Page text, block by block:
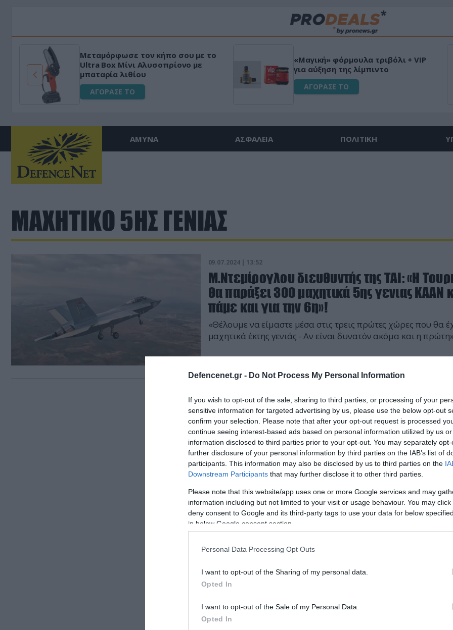
Defencenet.gr - Do Not Process My Personal Information
If you wish to opt-out of the sale, sharing to third parties, or processing of your
sensitive information for targeted advertising by us, please use the below opt-out
confirm your selection. Please note that after your opt-out request is processed
continue seeing interest-based ads based on personal information utilized by us
information disclosed to third parties prior to your opt-out. You may separately
further disclosure of your personal information by third parties on the IAB’s list of
participants. This information may also be disclosed by us to third parties on the
Downstream Participants that may further disclose it to other third parties.
Please note that this website/app uses one or more Google services and may
information including but not limited to your visit or usage behaviour. You may
deny consent to Google and its third-party tags to use your data for below
in below Google consent section.
Personal Data Processing Opt Outs
I want to opt-out of the Sharing of my personal data.
Opted In
I want to opt-out of the Sale of my Personal Data.
Opted In
Μεταμόρφωσε τον κήπο σου με το
Ultra Box Μίνι Αλυσοπρίονο με
μπαταρία λιθίου
ΑΓΟΡΑΣΕ ΤΟ
«Μαγική» φόρμουλα τριβόλι + VIP
για αύξηση της λίμπιντο
ΑΓΟΡΑΣΕ ΤΟ
ΑΜΥΝΑ ΑΣΦΑΛΕΙΑ ΠΟΛΙΤΙΚΗ
ΜΑΧΗΤΙΚΟ 5ΗΣ ΓΕΝΙΑΣ
09.07.2024 | 13:52
Μ.Ντεμίρογλου διευθυντής της ΤΑΙ: «Η
θα παράξει 300 μαχητικά 5ης γενιας ΚΑΑΝ
πάμε και για την 6η»!
«Θέλουμε να είμαστε μέσα στις τρεις πρώτες χώρες που θα
μαχητικά έκτης γενιάς - Αν είναι δυνατόν ακόμα και η πρώτη»